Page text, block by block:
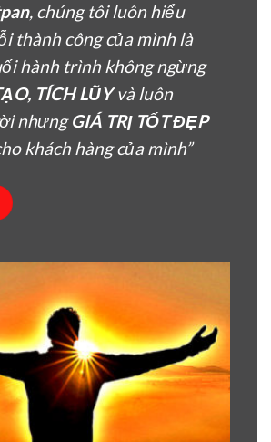
, chúng tôi luôn hiểu
thành công của mình là
hành trình không ngừng
TÍCH LŨYvà luôn
nhưngGIÁ TRỊ TỐT ĐẸP
khách hàng của mình”